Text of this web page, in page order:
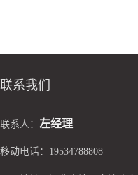
联系我们
联系人： 左经理
移动电话：19534788808